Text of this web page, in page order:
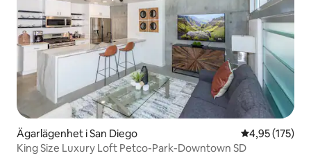
Ägarlägenhet i San Diego 4,95 av 5 i
4,95 (175)
King Size Luxury Loft Petco-Park-Downtown SD